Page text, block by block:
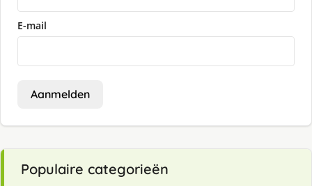
E-mail
Aanmelden
Populaire categorieën